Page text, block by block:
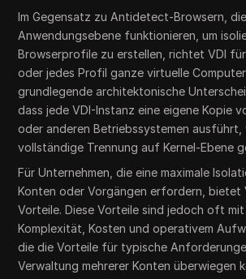
Im Gegensatz zu Antidetect-Browsern,
Anwendungsebene funktionieren, um
Browserprofile zu erstellen, richtet VDI
oder jedes Profil ganze virtuelle
grundlegende architektonische
dass jede VDI-Instanz eine eigene Kopie
oder anderen Betriebssystemen ausführt,
vollständige Trennung auf Kernel-Ebene
Für Unternehmen, die eine maximale
Konten oder Vorgängen erfordern, bietet
Vorteile. Diese Vorteile sind jedoch oft
Komplexität, Kosten und operativem
die die Vorteile für typische
Verwaltung mehrerer Konten überwiegen